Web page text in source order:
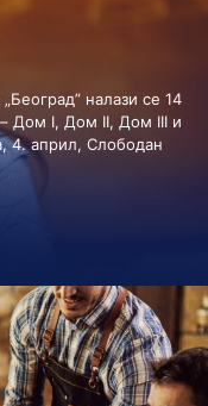
налази се 14
– Дом I, Дом II, Дом III и
4. април, Слободан